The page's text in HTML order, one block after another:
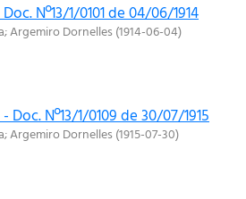
Nº13/1/0101 de 04/06/1914
;Argemiro Dornelles(1914-06-04)
Doc. Nº13/1/0109 de 30/07/1915
;Argemiro Dornelles(1915-07-30)